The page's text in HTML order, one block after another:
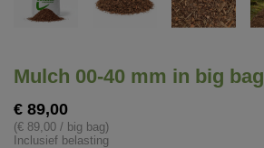
Mulch 00-40 mm in big bag
€ 89,00
(€ 89,00 / big bag)
Inclusief belasting